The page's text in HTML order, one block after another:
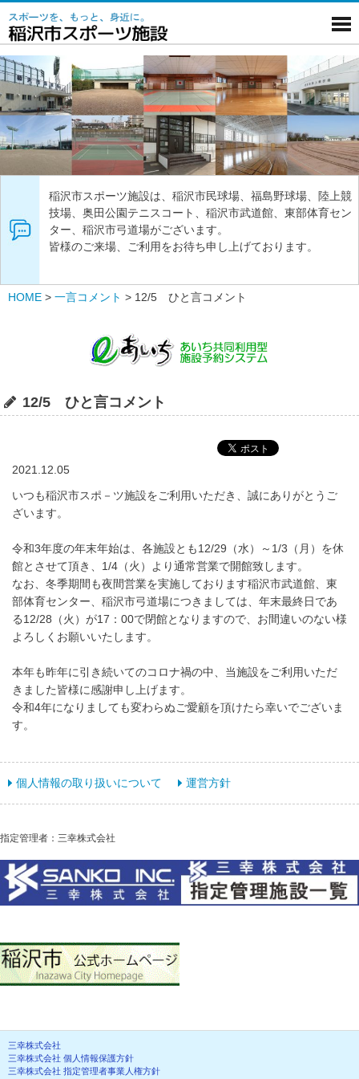
稲沢市スポーツ施設は、稲沢市民球場、福島野球場、陸上競
技場、奥田公園テニスコート、稲沢市武道館、東部体育セン
ター、稲沢市弓道場がございます。
皆様のご来場、ご利用をお待ち申し上げております。
HOME > 一言コメント > 12/5 ひと言コメント
12/5 ひと言コメント
2021.12.05
いつも稲沢市スポ－ツ施設をご利用いただき、誠にありがとうご
ざいます。
令和3年度の年末年始は、各施設とも12/29（水）～1/3（月）を休
館とさせて頂き、1/4（火）より通常営業で開館致します。
なお、冬季期間も夜間営業を実施しております稲沢市武道館、東
部体育センター、稲沢市弓道場につきましては、年末最終日であ
る12/28（火）が17：00で閉館となりますので、お間違いのない様
よろしくお願いいたします。
本年も昨年に引き続いてのコロナ禍の中、当施設をご利用いただ
きました皆様に感謝申し上げます。
令和4年になりましても変わらぬご愛顧を頂けたら幸いでございま
す。
個人情報の取り扱いについて 運営方針
指定管理者：三幸株式会社